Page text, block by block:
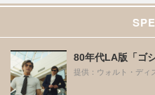
80年代LA版「ゴ
提供：ウォルト・ディ